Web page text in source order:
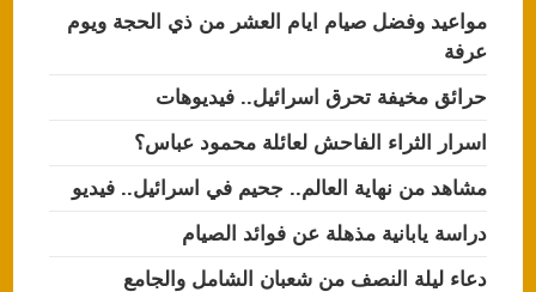
مواعيد وفضل صيام ايام العشر من ذي الحجة ويوم
عرفة
حرائق مخيفة تحرق اسرائيل.. فيديوهات
اسرار الثراء الفاحش لعائلة محمود عباس؟
مشاهد من نهاية العالم.. جحيم في اسرائيل.. فيديو
دراسة يابانية مذهلة عن فوائد الصيام
دعاء ليلة النصف من شعبان الشامل والجامع